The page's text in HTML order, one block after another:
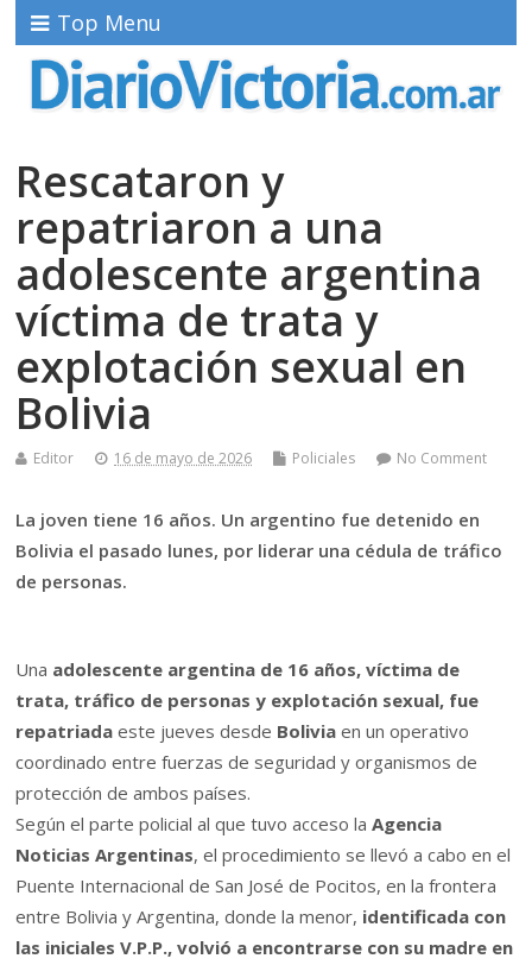
Top Menu
Rescataron y
repatriaron a una
adolescente argentina
víctima de trata y
explotación sexual en
Bolivia
Editor 16 de mayo de 2026 Policiales No Comment
La joven tiene 16 años. Un argentino fue detenido en
Bolivia el pasado lunes, por liderar una cédula de tráfico
de personas.
Una adolescente argentina de 16 años, víctima de
trata, tráfico de personas y explotación sexual, fue
repatriadaeste jueves desde Boliviaen un operativo
coordinado entre fuerzas de seguridad y organismos de
protección de ambos países.
Según el parte policial al que tuvo acceso laAgencia
Noticias Argentinas, el procedimiento se llevó a cabo en el
Puente Internacional de San José de Pocitos, en la frontera
entre Bolivia y Argentina, donde la menor, identificada con
las iniciales V.P.P., volvió a encontrarse con su madre en